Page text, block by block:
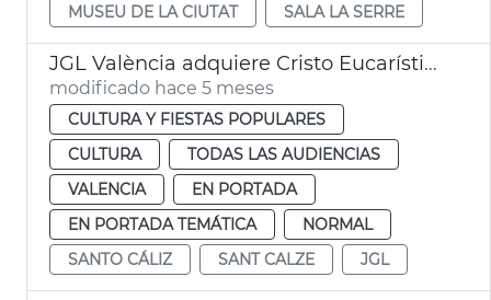
MUSEU DE LA CIUTAT
SALA LA SERRE
JGL València adquiere Cristo Eucarístico Nicolau Borràs
modificado hace 5 meses
CULTURA Y FIESTAS POPULARES
CULTURA
TODAS LAS AUDIENCIAS
VALENCIA
EN PORTADA
EN PORTADA TEMÁTICA
NORMAL
SANTO CÁLIZ
SANT CALZE JGL